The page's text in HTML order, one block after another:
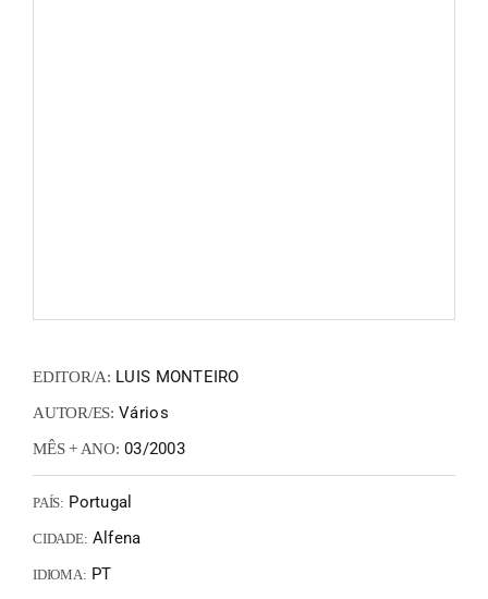
EDITOR/A: LUIS MONTEIRO
AUTOR/ES: Vários
MÊS + ANO: 03/2003
PAÍS: Portugal
CIDADE: Alfena
IDIOMA: PT